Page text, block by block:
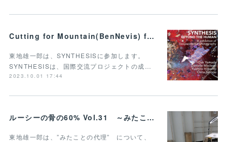
Cutting for Mountain(BenNevis) for SYNTHESIS BEYOND THE HUMAN
東地雄一郎は、SYNTHESISに参加します。
SYNTHESISは、国際交流プロジェクトの成…
2023.10.01 17:44
ルーシーの骨の60% Vol.31 ～みたことの代理(再思考)～ - Thinking about proxy for what we have seen(retake)
東地雄一郎は、”みたことの代理” について、